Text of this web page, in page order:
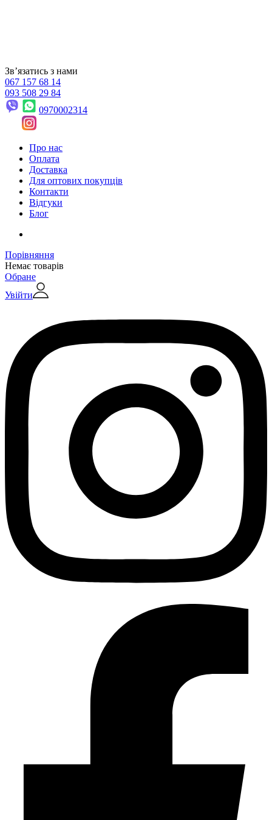
Звʼязатись з нами
067 157 68 14
093 508 29 84
0970002314
Про нас
Оплата
Доставка
Для оптових покупців
Контакти
Відгуки
Блог
Порівняння
Немає товарів
Обране
Увійти